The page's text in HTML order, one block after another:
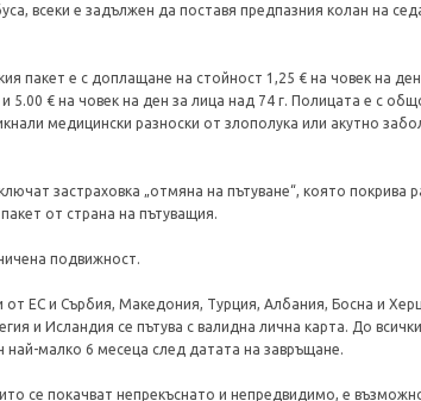
всеки е задължен да поставя предпазния колан на
пакет е с доплащане на стойност 1,25 € на човек на
5.00 € на човек на ден за лица над 74 г. Полицата е с
медицински разноски от злополука или акутно
застраховка „отмяна на пътуване“, която покрива
от страна на пътуващия.
подвижност.
от ЕС и Сърбия, Македония, Турция, Албания, Босна и
и Исландия се пътува с валидна лична карта. До
най-малко 6 месеца след датата на завръщане.
се покачват непрекъснато и непредвидимо, е